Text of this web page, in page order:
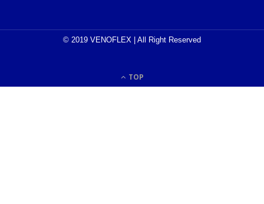
© 2019 VENOFLEX | All Right Reserved
TOP